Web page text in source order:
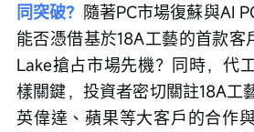
同突破？ 隨著PC市場復蘇與AI
能否憑借基於18A工藝的首款客
Lake搶占市場先機？同時，代
樣關鍵，投資者密切關註18A工
英偉達、蘋果等大客戶的合作